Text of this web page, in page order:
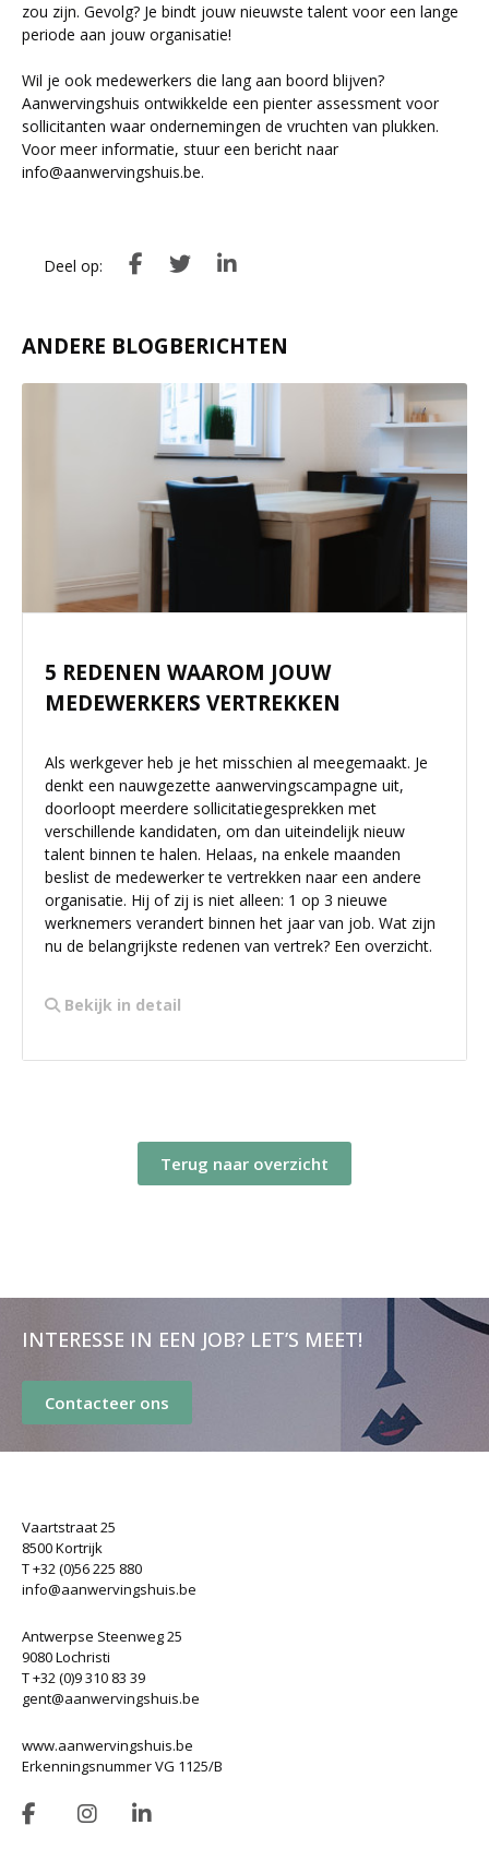
zou zijn. Gevolg? Je bindt jouw nieuwste talent voor een lange
periode aan jouw organisatie!
Wil je ook medewerkers die lang aan boord blijven?
Aanwervingshuis ontwikkelde een pienter assessment voor
sollicitanten waar ondernemingen de vruchten van plukken.
Voor meer informatie, stuur een bericht naar
info@aanwervingshuis.be.
Deel op:
ANDERE BLOGBERICHTEN
5 REDENEN WAAROM JOUW
MEDEWERKERS VERTREKKEN
Als werkgever heb je het misschien al meegemaakt. Je
denkt een nauwgezette aanwervingscampagne uit,
doorloopt meerdere sollicitatiegesprekken met
verschillende kandidaten, om dan uiteindelijk nieuw
talent binnen te halen. Helaas, na enkele maanden
beslist de medewerker te vertrekken naar een andere
organisatie. Hij of zij is niet alleen: 1 op 3 nieuwe
werknemers verandert binnen het jaar van job. Wat zijn
nu de belangrijkste redenen van vertrek? Een overzicht.
Bekijk in detail
Terug naar overzicht
INTERESSE IN EEN JOB? LET’S MEET!
Contacteer ons
Vaartstraat 25
8500 Kortrijk
T +32 (0)56 225 880
info@aanwervingshuis.be
Antwerpse Steenweg 25
9080 Lochristi
T +32 (0)9 310 83 39
gent@aanwervingshuis.be
www.aanwervingshuis.be
Erkenningsnummer VG 1125/B